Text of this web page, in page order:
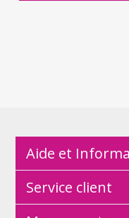
Aide et
Service client